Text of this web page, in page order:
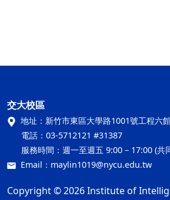
交大校區
地址： 新竹市東區大學路1001號工程六
電話： 03-5712121 #31387
服務時間： 週一至週五 9:00 – 17:00 (共
Email： maylin1019@nycu.edu.tw
Copyright © 2026 Institute of